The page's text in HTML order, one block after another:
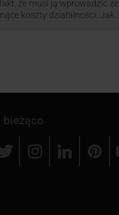
że musi ją wprowadzić ze
koszty działalności. Jak
bieżąco